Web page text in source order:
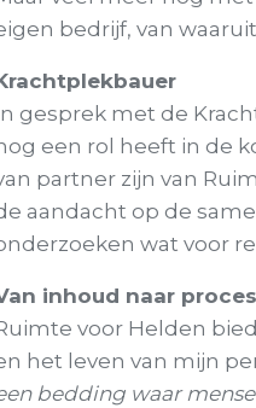
bedrijf, van
gesprek met de
een rol heeft in de
partner zijn van
aandacht op de
wat voor
inhoud naar proces
voor Helden
het leven van mijn
bedding waar